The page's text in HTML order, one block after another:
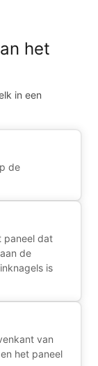
het
in een
de
paneel dat
de
is
van
het paneel